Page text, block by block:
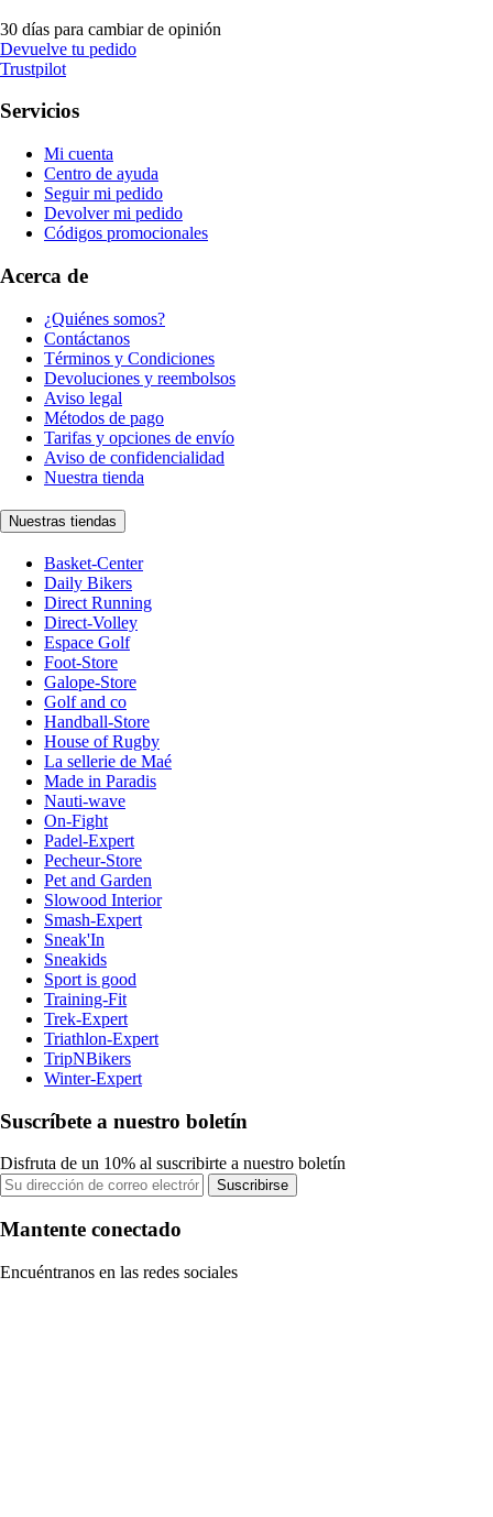
30 días para cambiar de opinión
Devuelve tu pedido
Trustpilot
Servicios
Mi cuenta
Centro de ayuda
Seguir mi pedido
Devolver mi pedido
Códigos promocionales
Acerca de
¿Quiénes somos?
Contáctanos
Términos y Condiciones
Devoluciones y reembolsos
Aviso legal
Métodos de pago
Tarifas y opciones de envío
Aviso de confidencialidad
Nuestra tienda
Nuestras tiendas
Basket-Center
Daily Bikers
Direct Running
Direct-Volley
Espace Golf
Foot-Store
Galope-Store
Golf and co
Handball-Store
House of Rugby
La sellerie de Maé
Made in Paradis
Nauti-wave
On-Fight
Padel-Expert
Pecheur-Store
Pet and Garden
Slowood Interior
Smash-Expert
Sneak'In
Sneakids
Sport is good
Training-Fit
Trek-Expert
Triathlon-Expert
TripNBikers
Winter-Expert
Suscríbete a nuestro boletín
Disfruta de un 10% al suscribirte a nuestro boletín
Suscribirse
Mantente conectado
Encuéntranos en las redes sociales